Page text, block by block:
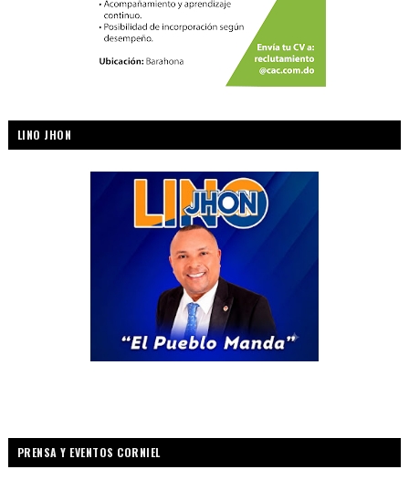
LINO JHON
PRENSA Y EVENTOS CORNIEL